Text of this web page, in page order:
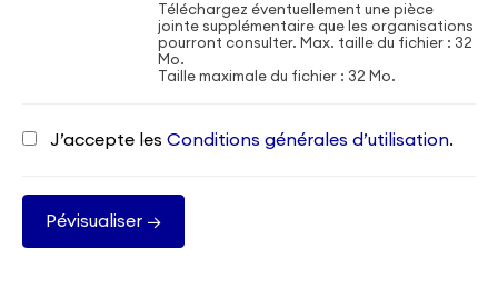
Téléchargez éventuellement une pièce
jointe supplémentaire que les organisations
pourront consulter. Max. taille du fichier : 32
Mo.
Taille maximale du fichier : 32 Mo.
J’accepte les Conditions générales d’utilisation.